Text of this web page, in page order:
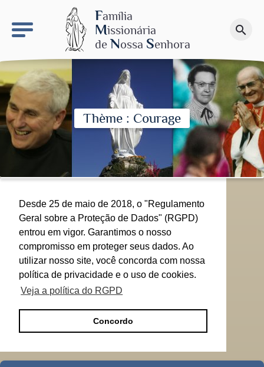
Família
Missionária
de Nossa Senhora
search
O sítio NSN
Faça uma doação
Thème : Courage
Desde 25 de maio de 2018, o "Regulamento
Geral sobre a Proteção de Dados" (RGPD)
entrou em vigor. Garantimos o nosso
compromisso em proteger seus dados. Ao
utilizar nosso site, você concorda com nossa
política de privacidade e o uso de cookies.
Veja a política do RGPD
Concordo